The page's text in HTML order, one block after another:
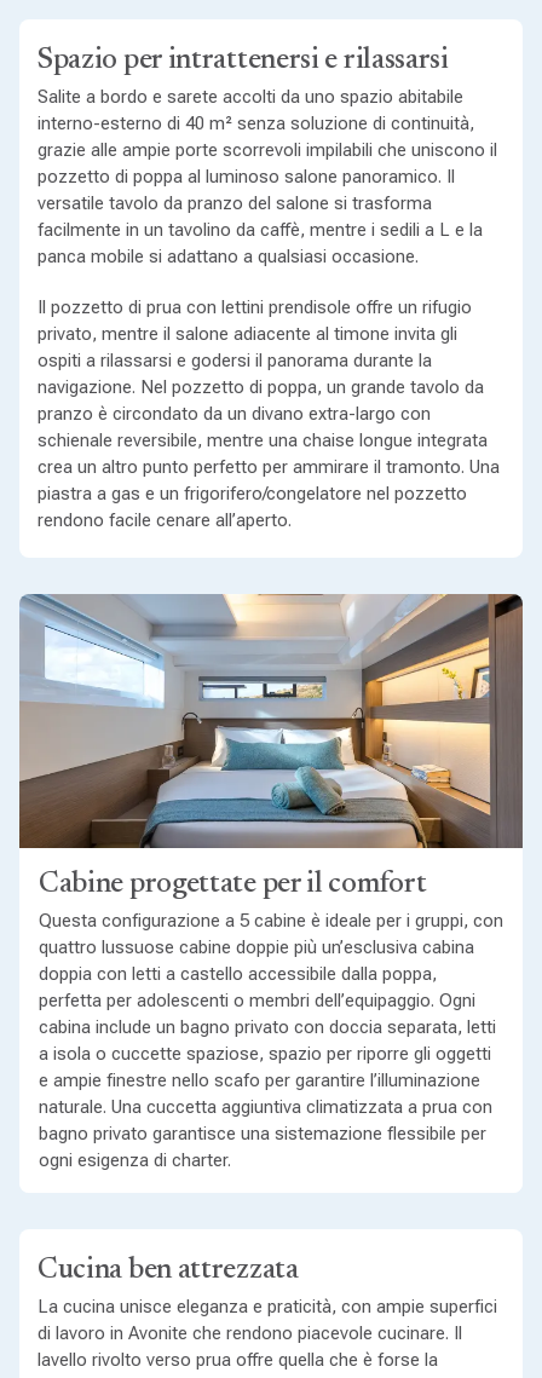
Spazio per intrattenersi e rilassarsi
Salite a bordo e sarete accolti da uno spazio abitabile
interno-esterno di 40 m² senza soluzione di continuità,
grazie alle ampie porte scorrevoli impilabili che uniscono il
pozzetto di poppa al luminoso salone panoramico. Il
versatile tavolo da pranzo del salone si trasforma
facilmente in un tavolino da caffè, mentre i sedili a L e la
panca mobile si adattano a qualsiasi occasione.
Il pozzetto di prua con lettini prendisole offre un rifugio
privato, mentre il salone adiacente al timone invita gli
ospiti a rilassarsi e godersi il panorama durante la
navigazione. Nel pozzetto di poppa, un grande tavolo da
pranzo è circondato da un divano extra-largo con
schienale reversibile, mentre una chaise longue integrata
crea un altro punto perfetto per ammirare il tramonto. Una
piastra a gas e un frigorifero/congelatore nel pozzetto
rendono facile cenare all’aperto.
Cabine progettate per il comfort
Questa configurazione a 5 cabine è ideale per i gruppi, con
quattro lussuose cabine doppie più un’esclusiva cabina
doppia con letti a castello accessibile dalla poppa,
perfetta per adolescenti o membri dell’equipaggio. Ogni
cabina include un bagno privato con doccia separata, letti
a isola o cuccette spaziose, spazio per riporre gli oggetti
e ampie finestre nello scafo per garantire l’illuminazione
naturale. Una cuccetta aggiuntiva climatizzata a prua con
bagno privato garantisce una sistemazione flessibile per
ogni esigenza di charter.
Cucina ben attrezzata
La cucina unisce eleganza e praticità, con ampie superfici
di lavoro in Avonite che rendono piacevole cucinare. Il
lavello rivolto verso prua offre quella che è forse la